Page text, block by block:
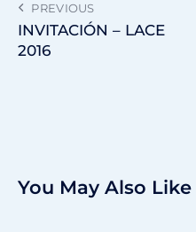
PREVIOUS
INVITACIÓN – LACE
2016
You May Also Like